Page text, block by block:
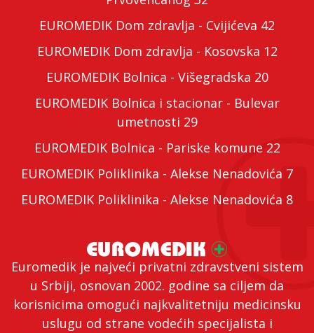
Euromedik je najveći privatni zdravstveni sistem
u Srbiji, osnovan 2002. godine sa ciljem da
korisnicima omogući najkvalitetniju medicinsku
uslugu od strane vodećih specijalista i
EUROMEDIK Dom zdravlja - Cvijićeva 42
EUROMEDIK Dom zdravlja - Kosovska 12
EUROMEDIK Bolnica - Višegradska 20
EUROMEDIK Bolnica i stacionar - Bulevar
umetnosti 29
EUROMEDIK Bolnica - Pariske komune 22
EUROMEDIK Poliklinika - Alekse Nenadovića 7
EUROMEDIK Poliklinika - Alekse Nenadovića 8